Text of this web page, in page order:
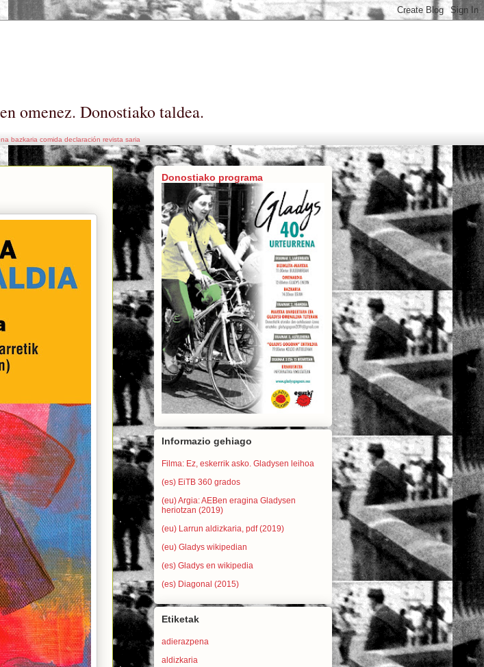
omenez. Donostiako taldea.
bazkaria comida declaración revista saria
Donostiako programa
Informazio gehiago
Filma: Ez, eskerrik asko. Gladysen leihoa
(es) EiTB 360 grados
(eu) Argia: AEBen eragina Gladysen
heriotzan (2019)
(eu) Larrun aldizkaria, pdf (2019)
(eu) Gladys wikipedian
(es) Gladys en wikipedia
(es) Diagonal (2015)
Etiketak
adierazpena
aldizkaria